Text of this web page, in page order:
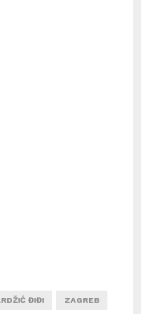
ĐIĐI ZAGREB